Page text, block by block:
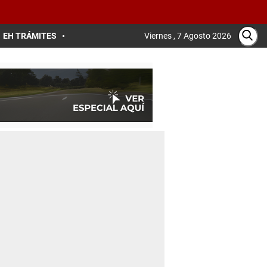
EH TRÁMITES Viernes , 7 Agosto 2026